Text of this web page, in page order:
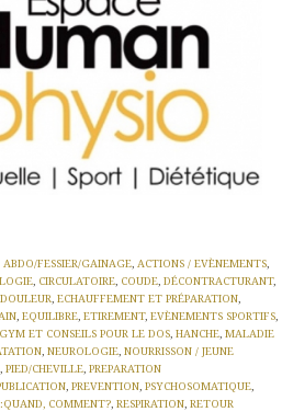
ABDO/FESSIER/GAINAGE, ACTIONS / EVÈNEMENTS,
, CIRCULATOIRE, COUDE, DÉCONTRACTURANT,
DOULEUR, ECHAUFFEMENT ET PRÉPARATION,
, EQUILIBRE, ETIREMENT, EVÈNEMENTS SPORTIFS,
GYM ET CONSEILS POUR LE DOS, HANCHE, MALADIE
, NEUROLOGIE, NOURRISSON / JEUNE
, PIED/CHEVILLE, PREPARATION
, PREVENTION, PSYCHOSOMATIQUE,
COMMENT?, RESPIRATION, RETOUR